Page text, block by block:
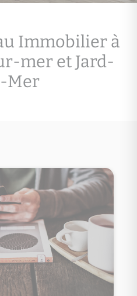
Immobilier à
mer et Jard-
Mer